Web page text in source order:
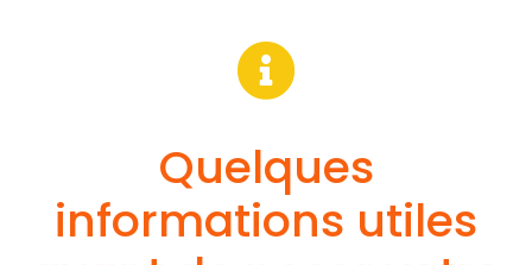
Quelques
informations utiles